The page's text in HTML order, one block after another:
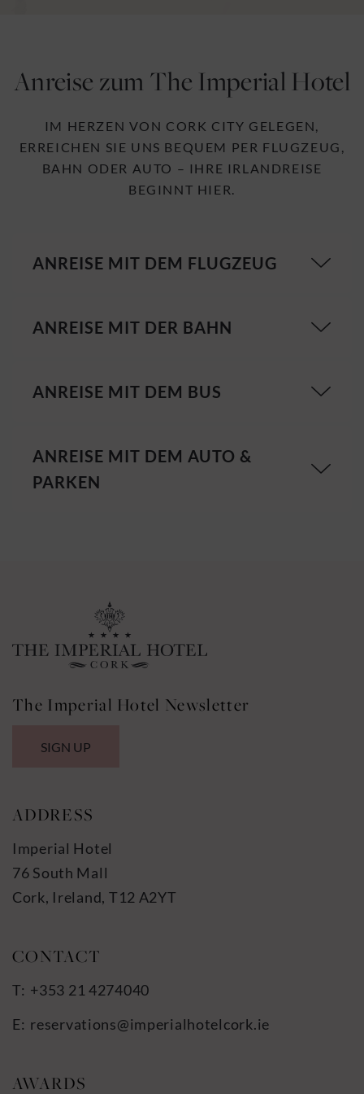
Anreise zum The Imperial Hotel
IM HERZEN VON CORK CITY GELEGEN,
ERREICHEN SIE UNS BEQUEM PER FLUGZEUG,
BAHN ODER AUTO – IHRE IRLANDREISE
BEGINNT HIER.
ANREISE MIT DEM FLUGZEUG
ANREISE MIT DER BAHN
ANREISE MIT DEM BUS
ANREISE MIT DEM AUTO &
PARKEN
The Imperial Hotel Newsletter
SIGN UP
ADDRESS
Imperial Hotel
76 South Mall
Cork, Ireland, T12 A2YT
+353 21 4274040
reservations@imperialhotelcork.ie